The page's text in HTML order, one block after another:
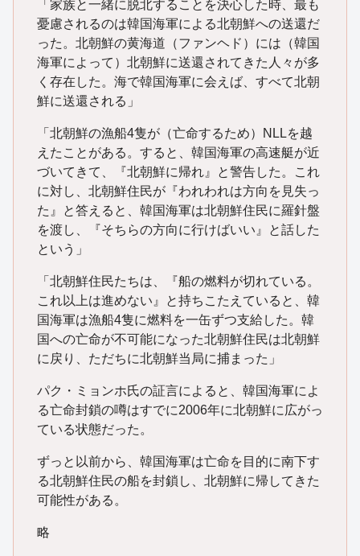
「家族と一緒に脱北することを決心した時、最も
憂慮されるのは韓国海軍による北朝鮮への送還だ
った。北朝鮮の黄海道（ファンヘド）には（韓国
海軍によって）北朝鮮に送還されてきた人々が多
く存在した。海で韓国海軍に会えば、すべて北朝
鮮に送還される」
「北朝鮮の漁船4隻が（亡命するため）NLLを越
えたことがある。すると、韓国海軍の高速艇が近
づいてきて、『北朝鮮に帰れ』と警告した。これ
に対し、北朝鮮住民が『われわれは方向を見失っ
た』と答えると、韓国海軍は北朝鮮住民に羅針盤
を渡し、『そちらの方向に行けばいい』と話した
という」
「北朝鮮住民たちは、『船の燃料が切れている。
これ以上は進めない』と持ちこたえていると、韓
国海軍は漁船4隻に燃料を一缶ずつ支給した。韓
国への亡命が不可能になった北朝鮮住民は北朝鮮
に戻り、ただちに北朝鮮当局に捕まった」
パク・ミョンホ氏の証言によると、韓国海軍によ
る亡命封鎖の噂はすでに2006年に北朝鮮に広がっ
ている状態だった。
ずっと以前から、韓国海軍は亡命を目的に南下す
る北朝鮮住民の船を封鎖し、北朝鮮に帰してきた
可能性がある。
略